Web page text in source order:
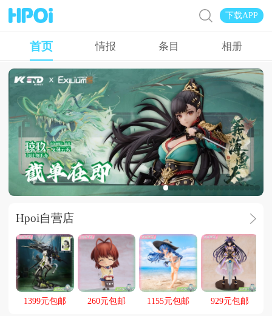
下载APP
首页 情报 条目 相册
Hpoi常驻周
动，起航！
Hpoi自营店
1399元包邮 260元包邮 1155元包邮 929元包邮